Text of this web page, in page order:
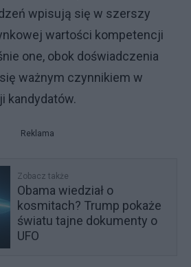
wpisują się w szerszy
wartości kompetencji
one, obok doświadczenia
ważnym czynnikiem w
kandydatów.
Reklama
Zobacz także
Obama wiedział o
kosmitach? Trump pokaże
światu tajne dokumenty o
UFO